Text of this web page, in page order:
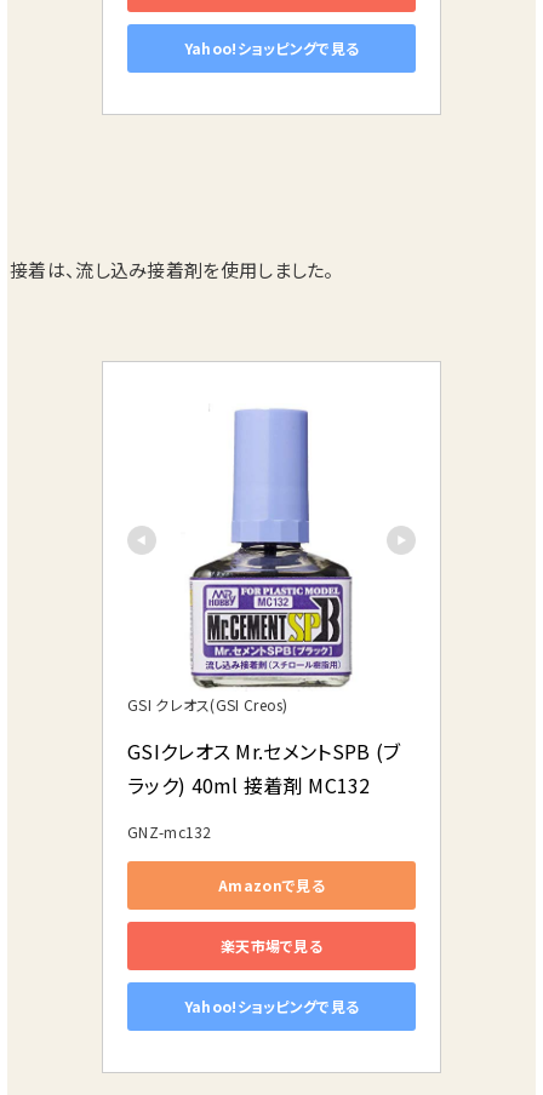
Yahoo!ショッピングで見る
接着は、流し込み接着剤を使用しました。
GSI クレオス(GSI Creos)
GSIクレオス Mr.セメントSPB (ブ
ラック) 40ml 接着剤 MC132
GNZ-mc132
Amazonで見る
楽天市場で見る
Yahoo!ショッピングで見る